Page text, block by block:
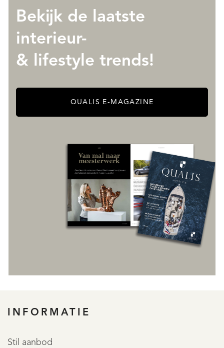
Bekijk de laatste
interieur-
& lifestyle trends!
QUALIS E-MAGAZINE
INFORMATIE
Stil aanbod